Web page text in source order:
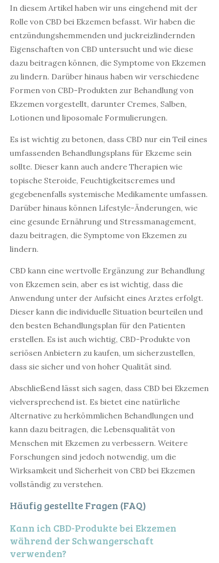
In diesem Artikel haben wir uns eingehend mit der
Rolle von CBD bei Ekzemen befasst. Wir haben die
entzündungshemmenden und juckreizlindernden
Eigenschaften von CBD untersucht und wie diese
dazu beitragen können, die Symptome von Ekzemen
zu lindern. Darüber hinaus haben wir verschiedene
Formen von CBD-Produkten zur Behandlung von
Ekzemen vorgestellt, darunter Cremes, Salben,
Lotionen und liposomale Formulierungen.
Es ist wichtig zu betonen, dass CBD nur ein Teil eines
umfassenden Behandlungsplans für Ekzeme sein
sollte. Dieser kann auch andere Therapien wie
topische Steroide, Feuchtigkeitscremes und
gegebenenfalls systemische Medikamente umfassen.
Darüber hinaus können Lifestyle-Änderungen, wie
eine gesunde Ernährung und Stressmanagement,
dazu beitragen, die Symptome von Ekzemen zu
lindern.
CBD kann eine wertvolle Ergänzung zur Behandlung
von Ekzemen sein, aber es ist wichtig, dass die
Anwendung unter der Aufsicht eines Arztes erfolgt.
Dieser kann die individuelle Situation beurteilen und
den besten Behandlungsplan für den Patienten
erstellen. Es ist auch wichtig, CBD-Produkte von
seriösen Anbietern zu kaufen, um sicherzustellen,
dass sie sicher und von hoher Qualität sind.
Abschließend lässt sich sagen, dass CBD bei Ekzemen
vielversprechend ist. Es bietet eine natürliche
Alternative zu herkömmlichen Behandlungen und
kann dazu beitragen, die Lebensqualität von
Menschen mit Ekzemen zu verbessern. Weitere
Forschungen sind jedoch notwendig, um die
Wirksamkeit und Sicherheit von CBD bei Ekzemen
vollständig zu verstehen.
Häufig gestellte Fragen (FAQ)
Kann ich CBD-Produkte bei Ekzemen
während der Schwangerschaft
verwenden?